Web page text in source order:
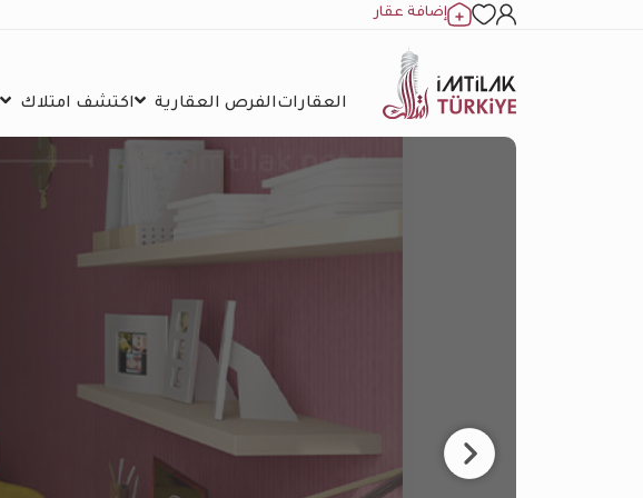
إضافة عقار
العقاراتالفرص العقارية اكتشف امتلاك